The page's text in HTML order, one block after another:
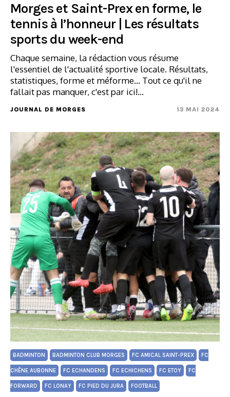
Morges et Saint-Prex en forme, le
tennis à l’honneur | Les résultats
sports du week-end
Chaque semaine, la rédaction vous résume
l'essentiel de l'actualité sportive locale. Résultats,
statistiques, forme et méforme... Tout ce qu'il ne
fallait pas manquer, c'est par ici!…
JOURNAL DE MORGES 13 MAI 2024
BADMINTON BADMINTON CLUB MORGES FC AMICAL SAINT-PREX FC
CHÊNE AUBONNE FC ECHANDENS FC ECHICHENS FC ETOY FC
FORWARD FC LONAY FC PIED DU JURA FOOTBALL